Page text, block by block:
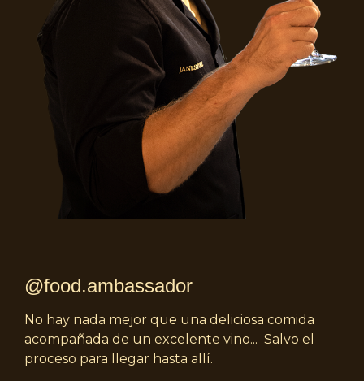
@food.ambassador
No hay nada mejor que una deliciosa comida
acompañada de un excelente vino... Salvo el
proceso para llegar hasta allí.